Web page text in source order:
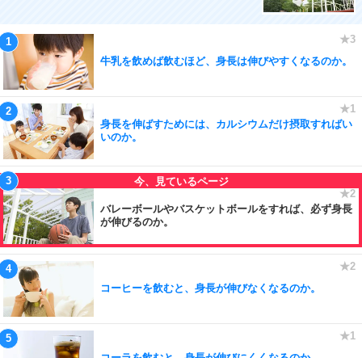
牛乳を飲めば飲むほど、身長は伸びやすくなるのか。
身長を伸ばすためには、カルシウムだけ摂取すればい
いのか。
バレーボールやバスケットボールをすれば、必ず身長
が伸びるのか。
コーヒーを飲むと、身長が伸びなくなるのか。